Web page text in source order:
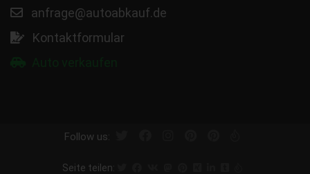
anfrage@autoabkauf.de
Kontaktformular
Follow us:
Seite teilen: